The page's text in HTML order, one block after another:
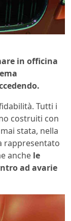
in officina
Tutti i
costruiti con
stata, nella
rappresentato
anche le
ad avarie